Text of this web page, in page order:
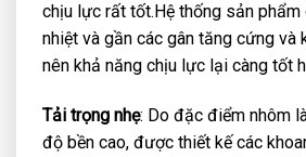
chịu lực rất tốt.Hệ thống sản phẩm
nhiệt và gần các gân tăng cứng và
nên khả năng chịu lực lại càng tốt
Tải trọng nhẹ: Do đặc điểm nhôm
độ bền cao, được thiết kế các